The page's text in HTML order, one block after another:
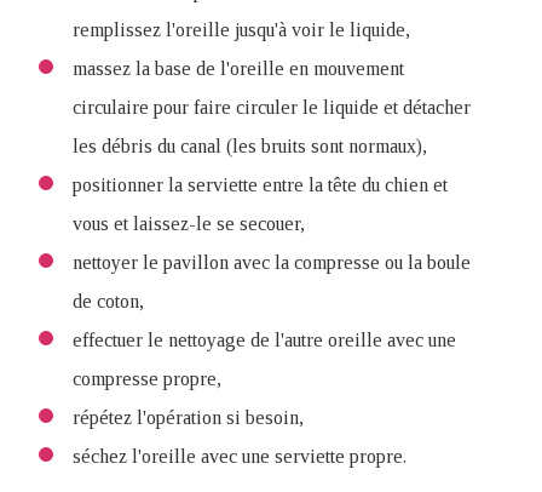
remplissez l'oreille jusqu'à voir le liquide,
massez la base de l'oreille en mouvement
circulaire pour faire circuler le liquide et détacher
les débris du canal (les bruits sont normaux),
positionner la serviette entre la tête du chien et
vous et laissez-le se secouer,
nettoyer le pavillon avec la compresse ou la boule
de coton,
effectuer le nettoyage de l'autre oreille avec une
compresse propre,
répétez l'opération si besoin,
séchez l'oreille avec une serviette propre.